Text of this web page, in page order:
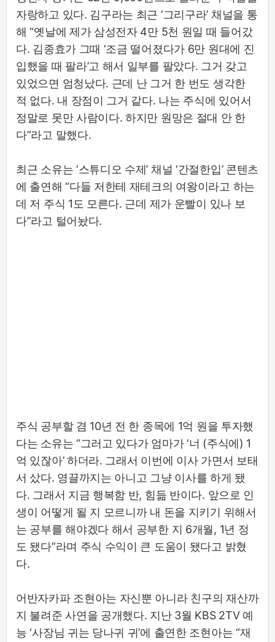
자랑하고 있다. 김구라는 최근 ‘그리구라’ 채널을 통
해 “옛날에 제가 삼성전자 4만 5천 원일 때 들어갔
다. 김종효가 그때 ‘조금 떨어졌다가 6만 원대에 진
입했을 때 팔라’고 해서 일부를 팔았다. 그거 갖고
있었으면 엄청났다. 근데 난 그거 한 번도 생각한
적 없다. 내 장점이 그거 같다. 나는 주식에 있어서
정말로 못만 사람이다. 하지만 원망은 절대 안 한
다”라고 말했다.
최근 소유는 ‘스튜디오 수제’ 채널 ‘간절한입’ 콘텐츠
에 출연해 “다들 저한테 재테크의 여왕이라고 하는
데 저 주식 1도 모른다. 근데 제가 운빨이 있나 보
다”라고 털어놨다.
주식 공부할 겸 10년 전 한 종목에 1억 원을 투자했
다는 소유는 “그러고 있다가 엄마가 ‘너 (주식에) 1
억 있잖아’ 하더라. 그래서 이번에 이사 가면서 보태
서 샀다. 영끌까지는 아니고 그냥 이사를 하게 됐
다. 그래서 지금 행복함 반, 힘듦 반이다. 앞으로 인
생이 어떻게 될 지 모르니까 내 돈을 지키기 위해서
는 공부를 해야겠다 해서 공부한 지 6개월, 1년 정
도 됐다”라며 주식 수익이 큰 도움이 됐다고 밝혔
다.
어반자카파 조현아는 자신뿐 아니라 친구의 재산까
지 불려준 사연을 공개했다. 지난 3월 KBS 2TV 예
능 ‘사장님 귀는 당나귀 귀’에 출연한 조현아는 “재